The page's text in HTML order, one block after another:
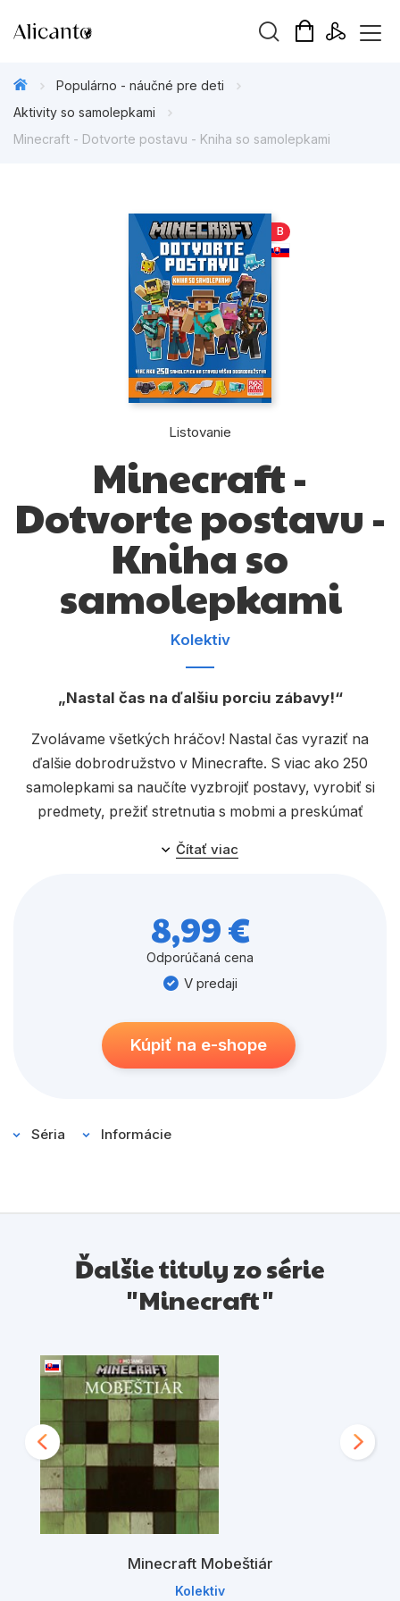
Beletria pre dospelých
Darčekové publikácie
Doplnkový sortiment
Kalendáre, diáre
Populárno - náučné pre deti
Predškoláci
Výchova a pedagogika
Všetky kategórie
Populárno - náučné pre deti
Aktivity so samolepkami
Minecraft - Dotvorte postavu - Kniha so samolepkami
B
Listovanie
Minecraft -
Dotvorte postavu -
Kniha so
samolepkami
Kolektiv
Nastal čas na ďalšiu porciu zábavy!
Zvolávame všetkých hráčov! Nastal čas vyraziť na
ďalšie dobrodružstvo v Minecrafte. S viac ako 250
samolepkami sa naučíte vyzbrojiť postavy, vyrobiť si
predmety, prežiť stretnutia s mobmi a preskúmať
knižke na vás čaká svet plný zábavy!
Čítať viac
8,99 €
Odporúčaná cena
V predaji
Kúpiť na e-shope
Séria Informácie
Ďalšie tituly zo série
"Minecraft"
Minecraft Mobeštiár
Kolektiv